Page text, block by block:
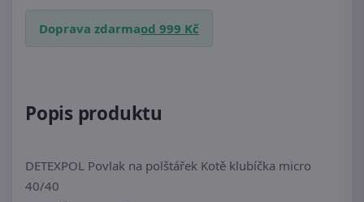
Doprava zdarmaod 999 Kč
Popis produktu
DETEXPOL Povlak na polštářek Kotě klubíčka micro
40/40